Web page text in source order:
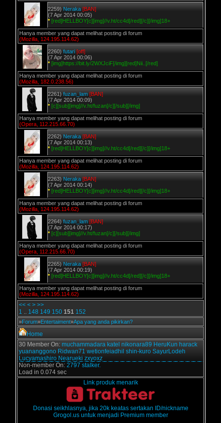
2259) Neraka [BAN]
(7 Apr 2014 00:05)
* [red]HELLBOY[c][img]//v.ht/cc4d[/red][/c][/img]18+
Hanya member yang dapat melihat posting di forum
(Mozilla, 124.195.114.62)
2260) futari [off]
(7 Apr 2014 00:06)
* [img]https://bit.ly/2WXJciF[/img][red]Nii..[/red]
Hanya member yang dapat melihat posting di forum
(Mozilla, 182.0.238.56)
2261) fuzan_lam [BAN]
(7 Apr 2014 00:09)
* [c][sub][img]//v.ht/fuzan[/c][/sub][/img]
Hanya member yang dapat melihat posting di forum
(Opera, 112.215.66.70)
2262) Neraka [BAN]
(7 Apr 2014 00:13)
* [red]HELLBOY[c][img]//v.ht/cc4d[/red][/c][/img]18+
Hanya member yang dapat melihat posting di forum
(Mozilla, 124.195.114.62)
2263) Neraka [BAN]
(7 Apr 2014 00:14)
* [red]HELLBOY[c][img]//v.ht/cc4d[/red][/c][/img]18+
Hanya member yang dapat melihat posting di forum
(Mozilla, 124.195.114.62)
2264) fuzan_lam [BAN]
(7 Apr 2014 00:17)
* [c][sub][img]//v.ht/fuzan[/c][/sub][/img]
Hanya member yang dapat melihat posting di forum
(Opera, 112.215.66.70)
2265) Neraka [BAN]
(7 Apr 2014 00:19)
* [red]HELLBOY[c][img]//v.ht/cc4d[/red][/c][/img]18+
Hanya member yang dapat melihat posting di forum
(Mozilla, 124.195.114.62)
<< < > >>
1 .. 148 149 150 151 152
»Forum»Entertaiment»Apa yang anda pikirkan?
Home
30 Member On: muchammadara katel nikonara89 HeruKun harack
yuananggono Ridwan71 wetionfeiadhil shin-kuro SayurLodeh
Lucyamashiro Nearueki zxyoxz
Non-member On: 2797 stalker.
Load in 0.074 sec
Link produk menarik
Donasi seikhlasnya, jika 20k keatas sertakan ID/nickname
Grogol.us untuk menjadi Premium member